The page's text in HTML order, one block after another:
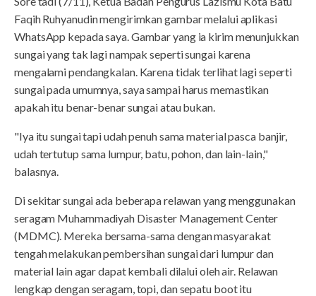
Faqih Ruhyanudin mengirimkan gambar melalui aplikasi
WhatsApp kepada saya. Gambar yang ia kirim menunjukkan
sungai yang tak lagi nampak seperti sungai karena
mengalami pendangkalan. Karena tidak terlihat lagi seperti
sungai pada umumnya, saya sampai harus memastikan
apakah itu benar-benar sungai atau bukan.
"Iya itu sungai tapi udah penuh sama material pasca banjir,
udah tertutup sama lumpur, batu, pohon, dan lain-lain,"
balasnya.
Di sekitar sungai ada beberapa relawan yang menggunakan
seragam Muhammadiyah Disaster Management Center
(MDMC). Mereka bersama-sama dengan masyarakat
tengah melakukan pembersihan sungai dari lumpur dan
material lain agar dapat kembali dilalui oleh air. Relawan
lengkap dengan seragam, topi, dan sepatu boot itu